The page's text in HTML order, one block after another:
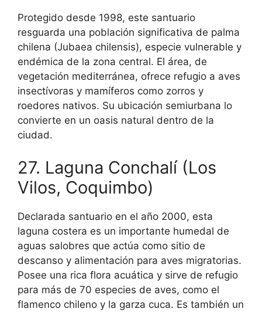
Protegido desde 1998, este santuario
resguarda una población significativa de palma
chilena (Jubaea chilensis), especie vulnerable y
endémica de la zona central. El área, de
vegetación mediterránea, ofrece refugio a aves
insectívoras y mamíferos como zorros y
roedores nativos. Su ubicación semiurbana lo
convierte en un oasis natural dentro de la
ciudad.
27. Laguna Conchalí (Los
Vilos, Coquimbo)
Declarada santuario en el año 2000, esta
laguna costera es un importante humedal de
aguas salobres que actúa como sitio de
descanso y alimentación para aves migratorias.
Posee una rica flora acuática y sirve de refugio
para más de 70 especies de aves, como el
flamenco chileno y la garza cuca. Es también un